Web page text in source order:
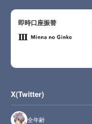
即時口座振替
X(Twitter)
全年齢